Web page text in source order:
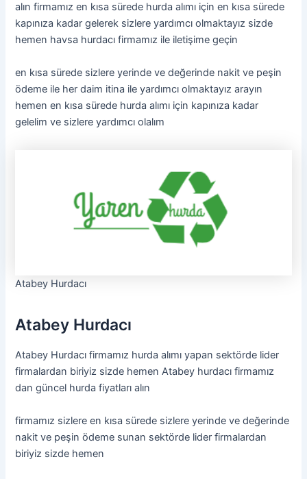
alın firmamız en kısa sürede hurda alımı için en kısa sürede
kapınıza kadar gelerek sizlere yardımcı olmaktayız sizde
hemen havsa hurdacı firmamız ile iletişime geçin
en kısa sürede sizlere yerinde ve değerinde nakit ve peşin
ödeme ile her daim itina ile yardımcı olmaktayız arayın
hemen en kısa sürede hurda alımı için kapınıza kadar
gelelim ve sizlere yardımcı olalım
Atabey Hurdacı
Atabey Hurdacı
Atabey Hurdacı firmamız hurda alımı yapan sektörde lider
firmalardan biriyiz sizde hemen Atabey hurdacı firmamız
dan güncel hurda fiyatları alın
firmamız sizlere en kısa sürede sizlere yerinde ve değerinde
nakit ve peşin ödeme sunan sektörde lider firmalardan
biriyiz sizde hemen